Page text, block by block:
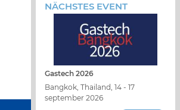
NÄCHSTES EVENT
Gastech 2026
Bangkok, Thailand, 14 - 17
september 2026